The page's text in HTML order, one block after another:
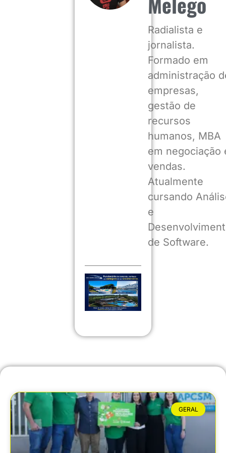
Radialista e
jornalista.
Formado em
administração
empresas,
gestão de
recursos
humanos, MBA
em negociação
vendas.
Atualmente
cursando
e
de Software.
GERAL